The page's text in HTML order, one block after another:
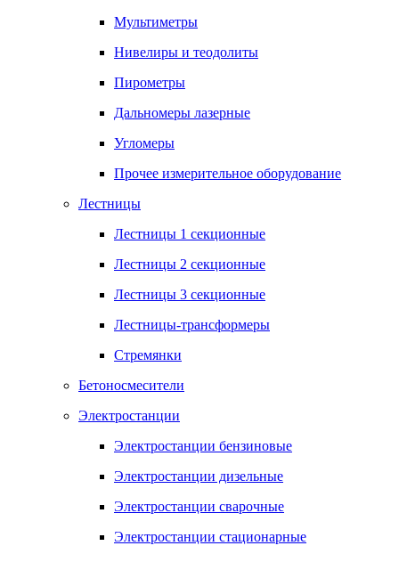
Мультиметры
Нивелиры и теодолиты
Пирометры
Дальномеры лазерные
Угломеры
Прочее измерительное оборудование
Лестницы
Лестницы 1 секционные
Лестницы 2 секционные
Лестницы 3 секционные
Лестницы-трансформеры
Стремянки
Бетоносмесители
Электростанции
Электростанции бензиновые
Электростанции дизельные
Электростанции сварочные
Электростанции стационарные